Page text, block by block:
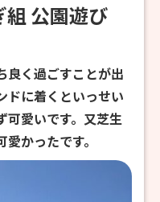
公園遊び
良く過ごすことが出
ドに着くといっせい
可愛いです。又芝生
かったです。